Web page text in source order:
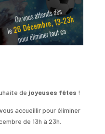
de joyeuses fêtes !
accueillir pour éliminer
de 13h à 23h.